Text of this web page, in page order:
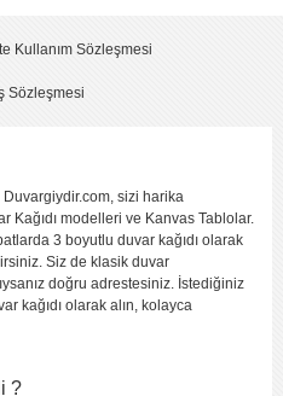
Kullanım Sözleşmesi
Sözleşmesi
Duvargiydir.com, sizi harika
Kağıdı modelleri ve Kanvas Tablolar.
3 boyutlu duvar kağıdı olarak
Siz de klasik duvar
doğru adrestesiniz. İstediğiniz
kağıdı olarak alın, kolayca
?